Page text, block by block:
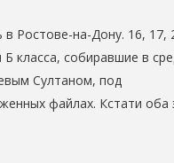
Ростове-на-Дону. 16, 17,
класса, собиравшие в
Султаном, под
файлах. Кстати оба